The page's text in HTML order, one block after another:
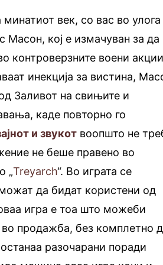
век, со вас во улога
Масон, кој е измачуван за да
контроверзните воени
инекција за вистина,
Заливот на свињите и
каде повторно го
и звукот воопшто не
не беше правено во
„Treyarch“. Во играта се
да бидат користени од
игра е тоа што можеби
продажба, без комплетно
разочарани поради